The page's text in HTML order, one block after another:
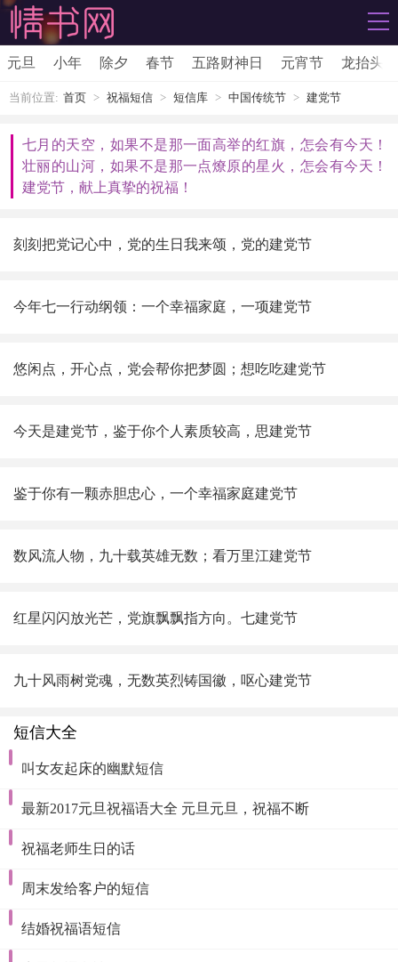
元旦 小年 除夕 春节 五路财神日 元宵节 龙抬头
当前位置: 首页 > 祝福短信 > 短信库 > 中国传统节 > 建党节
七月的天空，如果不是那一面高举的红旗，怎会有今天！
壮丽的山河，如果不是那一点燎原的星火，怎会有今天！
建党节，献上真挚的祝福！
刻刻把党记心中，党的生日我来颂，党的建党节
今年七一行动纲领：一个幸福家庭，一项建党节
悠闲点，开心点，党会帮你把梦圆；想吃吃建党节
今天是建党节，鉴于你个人素质较高，思建党节
鉴于你有一颗赤胆忠心，一个幸福家庭建党节
数风流人物，九十载英雄无数；看万里江建党节
红星闪闪放光芒，党旗飘飘指方向。七建党节
九十风雨树党魂，无数英烈铸国徽，呕心建党节
短信大全
叫女友起床的幽默短信
最新2017元旦祝福语大全 元旦元旦，祝福不断
祝福老师生日的话
周末发给客户的短信
结婚祝福语短信